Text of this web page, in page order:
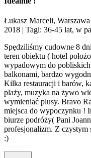
Łukasz Marceli,
2018 | Tagi: 36-45 lat, w
Spędziliśmy cudowne 8
teren obiektu ( hotel
wypadowym do
balkonami, bardzo
Kilka restauracji i barów,
plaży, muzyka na żywo
wymieniać plusy. Bravo
miejsca do wypoczynku !
biurze podróży( Pani
profesjonalizm. Z czystym
:)